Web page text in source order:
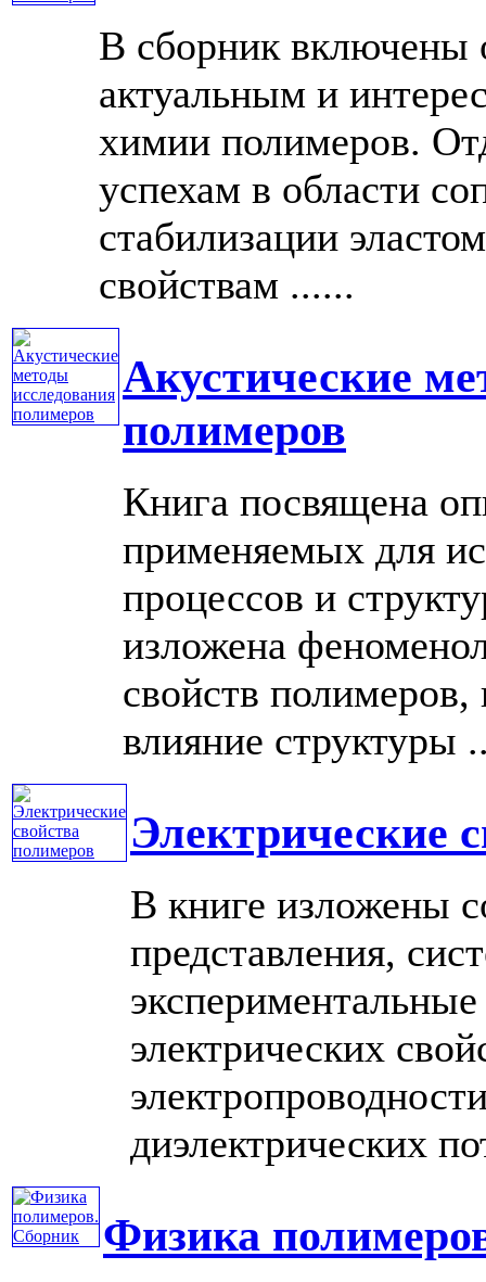
В сборник включены
актуальным и
химии полимеров.
успехам в области
стабилизации
свойствам ......
Акустические
полимеров
Книга посвящена
применяемых для
процессов и
изложена
свойств
влияние структуры
Электрические
В книге изложены
представления,
электрических
диэлектрических
Физика